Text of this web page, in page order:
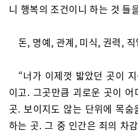
니 행복의 조건이니 하는 것 들
돈, 명예, 관계, 미식, 권력,
“너가 이제껏 밟았던 곳이
이고. 그곳만큼 괴로운 곳이
곳. 보이지도 않는 단위에 목
하는 곳. 그 중 인간은 죄의 차